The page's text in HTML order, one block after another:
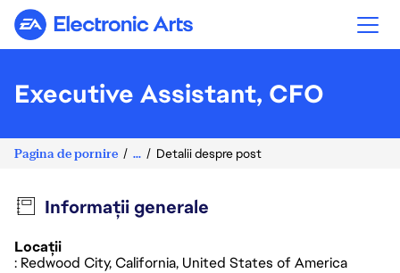
Electronic Arts
Executive Assistant, CFO
Pagina de pornire ... Detalii despre post
Informații generale
Locații
: Redwood City, California, United States of America